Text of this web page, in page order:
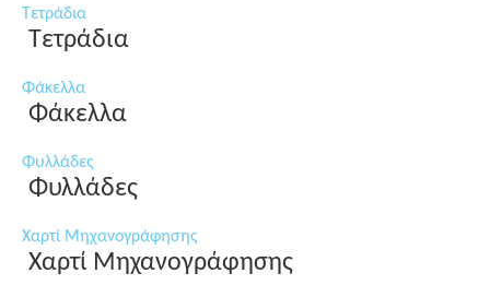
Τετράδια
Τετράδια
Φάκελλα
Φάκελλα
Φυλλάδες
Φυλλάδες
Χαρτί Μηχανογράφησης
Χαρτί Μηχανογράφησης